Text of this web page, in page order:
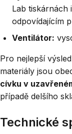
Lab tiskárnách
odpovídajícím
Ventilátor:
Pro nejlepší
materiály jsou
cívku v
případě delšího
Technické